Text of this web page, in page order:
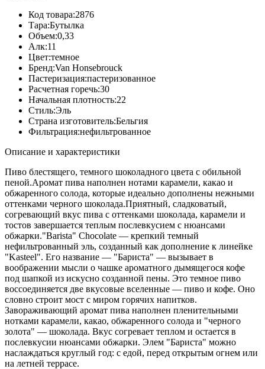
Код товара:2876
Тара:Бутылка
Объем:0,33
Алк:11
Цвет:темное
Бренд:Van Honsebrouck
Пастеризация:пастеризованное
Расчетная горечь:30
Начальная плотность:22
Стиль:Эль
Страна изготовитель:Бельгия
Фильтрация:нефильтрованное
Описание и характеристики
Пиво блестящего, темного шоколадного цвета с обильной
пеной.Аромат пива наполнен нотами карамели, какао и
обжаренного солода, которые идеально дополнены нежными
оттенками черного шоколада.Приятный, сладковатый,
согревающий вкус пива с оттенками шоколада, карамели и
тостов завершается теплым послевкусием с нюансами
обжарки."Barista" Chocolate — крепкий темный
нефильтрованный эль, созданный как дополнение к линейке
"Kasteel". Его название — "Бариста" — вызывает в
воображении мысли о чашке ароматного дымящегося кофе
под шапкой из искусно созданной пены. Это темное пиво
воссоединяется две вкусовые вселенные — пиво и кофе. Оно
словно строит мост с миром горячих напитков.
Завораживающий аромат пива наполнен пленительными
нотками карамели, какао, обжаренного солода и "черного
золота" — шоколада. Вкус согревает теплом и остается в
послевкусии нюансами обжарки. Элем "Бариста" можно
наслаждаться круглый год: с едой, перед открытым огнем или
на летней террасе.